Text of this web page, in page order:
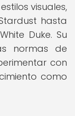
visuales,
hasta
Duke. Su
normas de
con
como